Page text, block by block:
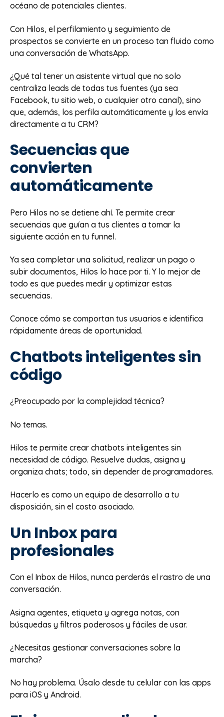
océano de potenciales clientes.
Con Hilos, el perfilamiento y seguimiento de
prospectos se convierte en un proceso tan fluido como
una conversación de WhatsApp.
¿Qué tal tener un asistente virtual que no solo
centraliza leads de todas tus fuentes (ya sea
Facebook, tu sitio web, o cualquier otro canal), sino
que, además, los perfila automáticamente y los envía
directamente a tu CRM?
Secuencias que
convierten
automáticamente
Pero Hilos no se detiene ahí. Te permite crear
secuencias que guían a tus clientes a tomar la
siguiente acción en tu funnel.
Ya sea completar una solicitud, realizar un pago o
subir documentos, Hilos lo hace por ti. Y lo mejor de
todo es que puedes medir y optimizar estas
secuencias.
Conoce cómo se comportan tus usuarios e identifica
rápidamente áreas de oportunidad.
Chatbots inteligentes sin
código
¿Preocupado por la complejidad técnica?
No temas.
Hilos te permite crear chatbots inteligentes sin
necesidad de código. Resuelve dudas, asigna y
organiza chats; todo, sin depender de programadores.
Hacerlo es como un equipo de desarrollo a tu
disposición, sin el costo asociado.
Un Inbox para
profesionales
Con el Inbox de Hilos, nunca perderás el rastro de una
conversación.
Asigna agentes, etiqueta y agrega notas, con
búsquedas y filtros poderosos y fáciles de usar.
¿Necesitas gestionar conversaciones sobre la
marcha?
No hay problema. Úsalo desde tu celular con las apps
para iOS y Android.